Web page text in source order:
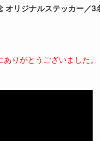
オリジナルステッカー／3
りがとうございました。